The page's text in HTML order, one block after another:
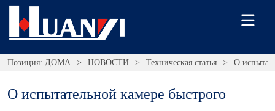
Позиция: ДОМА > НОВОСТИ > Техническая статья > О
О испытательной камере быстрого